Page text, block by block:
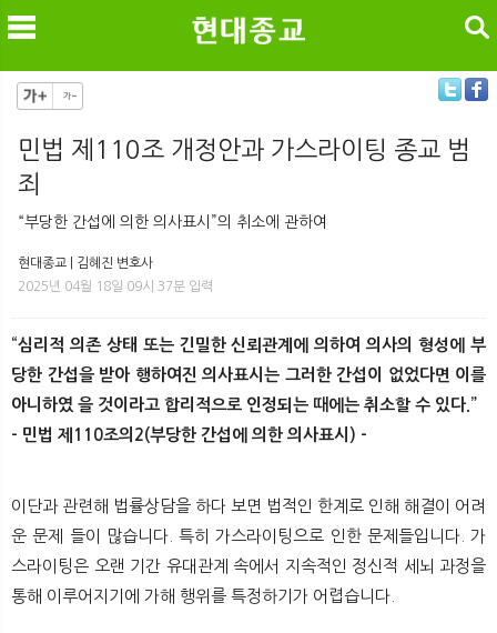
메
뉴 색
검색
민법 제110조 개정안과 가스라이팅 종교 범
죄
“부당한 간섭에 의한 의사표시”의 취소에 관하여
현대종교 | 김혜진 변호사
2025년 04월 18일 09시 37분 입력
“심리적 의존 상태 또는 긴밀한 신뢰관계에 의하여 의사의 형성에 부
당한 간섭을 받아 행하여진 의사표시는 그러한 간섭이 없었다면 이를
아니하였 을 것이라고 합리적으로 인정되는 때에는 취소할 수 있다.”
- 민법 제110조의2(부당한 간섭에 의한 의사표시) -
이단과 관련해 법률상담을 하다 보면 법적인 한계로 인해 해결이 어려
운 문제 들이 많습니다. 특히 가스라이팅으로 인한 문제들입니다. 가
스라이팅은 오랜 기간 유대관계 속에서 지속적인 정신적 세뇌 과정을
통해 이루어지기에 가해 행위를 특정하기가 어렵습니다.